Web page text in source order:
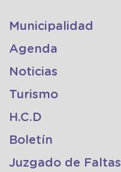
Municipalidad
Agenda
Noticias
Turismo
H.C.D
Boletín
Juzgado de Faltas